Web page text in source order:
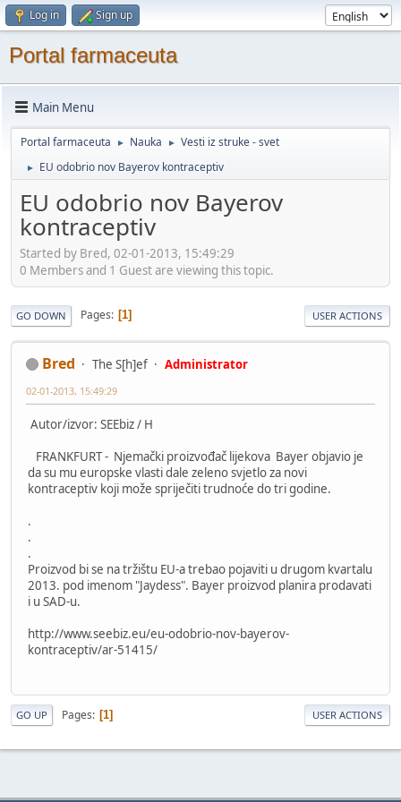
Log in Sign up
Portal farmaceuta
Main Menu
Portal farmaceuta ► Nauka ► Vesti iz struke - svet
► EU odobrio nov Bayerov kontraceptiv
EU odobrio nov Bayerov
kontraceptiv
Started by Bred, 02-01-2013, 15:49:29
0 Members and 1 Guest are viewing this topic.
GO DOWN Pages 1 USER ACTIONS
Bred The S[h]ef Administrator
02-01-2013, 15:49:29
Autor/izvor: SEEbiz / H
FRANKFURT - Njemački proizvođač lijekova Bayer objavio je
da su mu europske vlasti dale zeleno svjetlo za novi
kontraceptiv koji može spriječiti trudnoće do tri godine.
.
.
.
Proizvod bi se na tržištu EU-a trebao pojaviti u drugom kvartalu
2013. pod imenom "Jaydess". Bayer proizvod planira prodavati
i u SAD-u.
http://www.seebiz.eu/eu-odobrio-nov-bayerov-
kontraceptiv/ar-51415/
GO UP Pages 1 USER ACTIONS